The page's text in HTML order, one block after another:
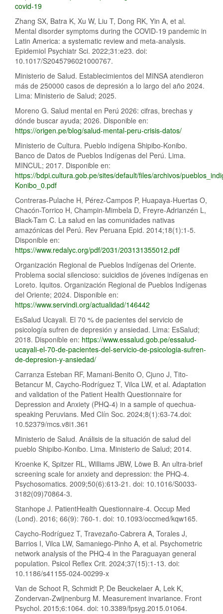
covid-19
Zhang SX, Batra K, Xu W, Liu T, Dong RK, Yin A, et al.
Mental disorder symptoms during the COVID-19 pandemic in
Latin America: a systematic review and meta-analysis.
Epidemiol Psychiatr Sci. 2022;31:e23. doi:
10.1017/S2045796021000767.
Ministerio de Salud. Establecimientos del MINSA atendieron
más de 250000 casos de depresión a lo largo del año 2024.
Lima: Ministerio de Salud; 2025.
Moreno G. Salud mental en Perú 2026: cifras, brechas y
dónde buscar ayuda; 2026. Disponible en:
https://origen.pe/blog/salud-mental-peru-crisis-datos/
Ministerio de Cultura. Pueblo indígena Shipibo-Konibo.
Banco de Datos de Pueblos Indígenas del Perú. Lima.
MINCUL; 2017. Disponible en:
https://bdpi.cultura.gob.pe/sites/default/files/archivos/
Konibo_0.pdf
Contreras-Pulache H, Pérez-Campos P, Huapaya-Huertas O,
Chacón-Torrico H, Champin-Mimbela D, Freyre-Adrianzén L,
Black-Tam C. La salud en las comunidades nativas
amazónicas del Perú. Rev Peruana Epid. 2014;18(1):1-5.
Disponible en:
https://www.redalyc.org/pdf/2031/203131355012.pdf
Organización Regional de Pueblos Indígenas del Oriente.
Problema social silencioso: suicidios de jóvenes indígenas en
Loreto. Iquitos. Organización Regional de Pueblos Indígenas
del Oriente; 2024. Disponible en:
https://www.servindi.org/actualidad/146442
EsSalud Ucayali. El 70 % de pacientes del servicio de
psicología sufren de depresión y ansiedad. Lima: EsSalud;
2018. Disponible en: https://www.essalud.gob.pe/essalud-
ucayali-el-70-de-pacientes-del-servicio-de-psicologia-sufren-
de-depresion-y-ansiedad/
Carranza Esteban RF, Mamani-Benito O, Cjuno J, Tito-
Betancur M, Caycho-Rodríguez T, Vilca LW, et al. Adaptation
and validation of the Patient Health Questionnaire for
Depression and Anxiety (PHQ-4) in a sample of quechua-
speaking Peruvians. Med Clín Soc. 2024;8(1):63-74.doi:
10.52379/mcs.v8i1.361
Ministerio de Salud. Análisis de la situación de salud del
pueblo Shipibo-Konibo. Lima. Ministerio de Salud; 2014.
Kroenke K, Spitzer RL, Williams JBW, Löwe B. An ultra-brief
screening scale for anxiety and depression: the PHQ-4.
Psychosomatics. 2009;50(6):613-21. doi: 10.1016/S0033-
3182(09)70864-3.
Stanhope J. PatientHealth Questionnaire-4. Occup Med
(Lond). 2016; 66(9): 760-1. doi: 10.1093/occmed/kqw165.
Caycho-Rodríguez T, Travezaño-Cabrera A, Torales J,
Barrios I, Vilca LW, Samaniego-Pinho A, et al. Psychometric
network analysis of the PHQ-4 in the Paraguayan general
population. Psicol Reflex Crit. 2024;37(15):1-13. doi:
10.1186/s41155-024-00299-x
Van de Schoot R, Schmidt P, De Beuckelaer A, Lek K,
Zondervan-Zwijnenburg M. Measurement invariance. Front
Psychol. 2015;6:1064. doi: 10.3389/fpsyg.2015.01064.